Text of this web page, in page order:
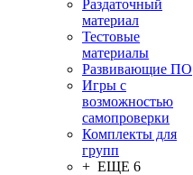
Раздаточный
материал
Тестовые
материалы
Развивающие ПО
Игры с
возможностью
самопроверки
Комплекты для
групп
+ ЕЩЕ 6